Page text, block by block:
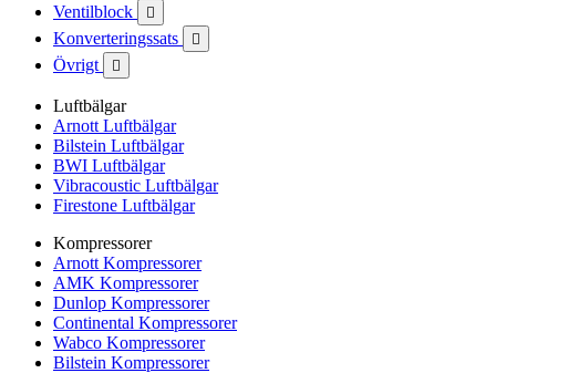
Ventilblock 
Konverteringssats 
Övrigt 
Luftbälgar
Arnott Luftbälgar
Bilstein Luftbälgar
BWI Luftbälgar
Vibracoustic Luftbälgar
Firestone Luftbälgar
Kompressorer
Arnott Kompressorer
AMK Kompressorer
Dunlop Kompressorer
Continental Kompressorer
Wabco Kompressorer
Bilstein Kompressorer